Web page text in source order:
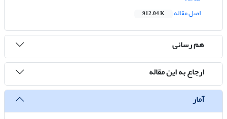
اصل مقاله
912.04 K
هم رسانی
ارجاع به این مقاله
آمار